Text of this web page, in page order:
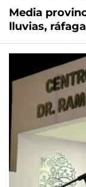
Media
lluvias,